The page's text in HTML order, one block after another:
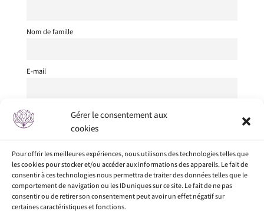
Gérer le consentement aux
cookies
Pour offrir les meilleures expériences, nous utilisons des technologies telles que
les cookies pour stocker et/ou accéder aux informations des appareils. Le fait de
consentir à ces technologies nous permettra de traiter des données telles que le
comportement de navigation ou les ID uniques sur ce site. Le fait de ne pas
consentir ou de retirer son consentement peut avoir un effet négatif sur
certaines caractéristiques et fonctions.
Nom de famille
E-mail
Je suis